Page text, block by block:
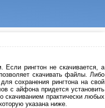
Если рингтон не скачивается, а
скачивать файлы. Либо
сохранения рингтона на свой
с айфона придется установить
скачиванием практически любых
указана ниже.